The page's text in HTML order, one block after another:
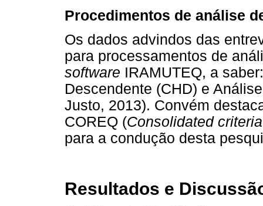
Procedimentos de análise
Os dados advindos das
para processamentos de
software IRAMUTEQ, a
Descendente (CHD) e
Justo, 2013). Convém
COREQ (Consolidated
para a condução desta
Resultados e